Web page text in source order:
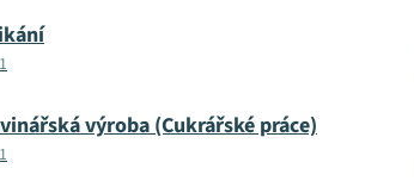
výroba (Cukrářské práce)